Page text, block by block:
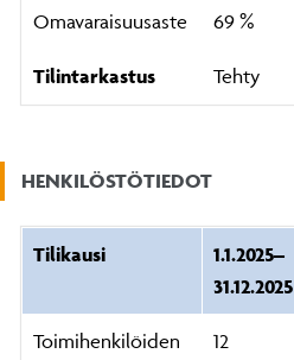
Omavaraisuusaste 69 %
Tilintarkastus Tehty
HENKILÖSTÖTIEDOT
Tilikausi
1.1.2025–
31.12.2025
Toimihenkilöiden
12